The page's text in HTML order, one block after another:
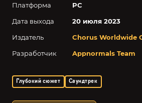
Платформа
PC
Дата выхода
20 июля 2023
Издатель
Chorus Worldwide
Разработчик
Appnormals Team
Глубокий сюжет Саундтрек